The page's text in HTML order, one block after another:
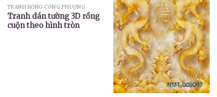
TRANH RỒNG CÔNG PHƯỢNG
Tranh dán tường 3D rồng
cuộn theo hình tròn